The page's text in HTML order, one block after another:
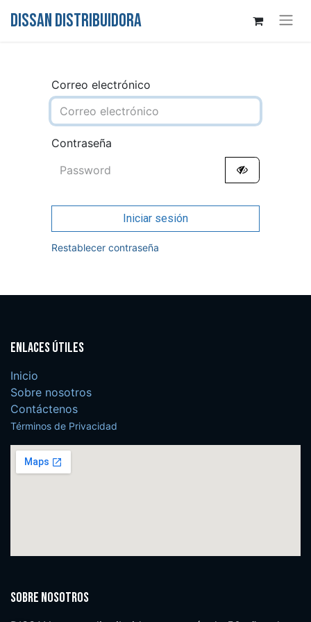
DISSAN DISTRIBUIDORA
Correo electrónico
Contraseña
Iniciar sesión
Restablecer contraseña
Enlaces útiles
Inicio
Sobre nosotros
Contáctenos
Términos de Privacidad
Sobre nosotros